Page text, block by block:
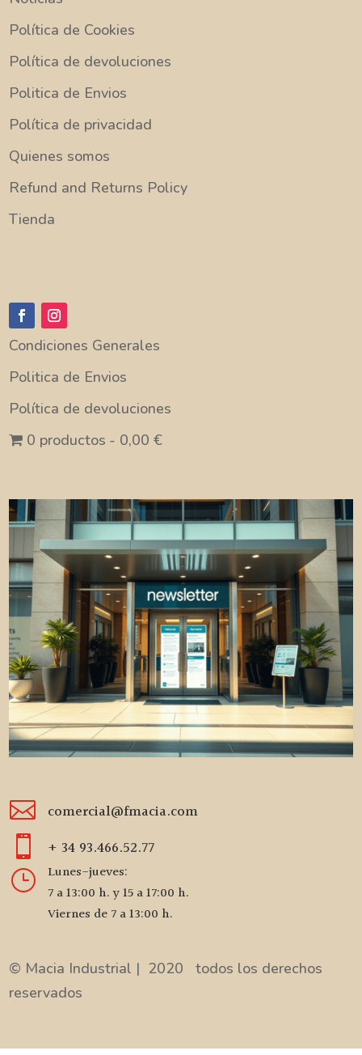
Política de Cookies
Política de devoluciones
Politica de Envios
Política de privacidad
Quienes somos
Refund and Returns Policy
Tienda
Condiciones Generales
Politica de Envios
Política de devoluciones
0 productos
0,00 €
 comercial@fmacia.com
 + 34 93.466.52.77
}
Lunes-jueves:
7 a 13:00 h. y 15 a 17:00 h.
Viernes de 7 a 13:00 h.
© Macia Industrial | 2020 todos los derechos
reservados